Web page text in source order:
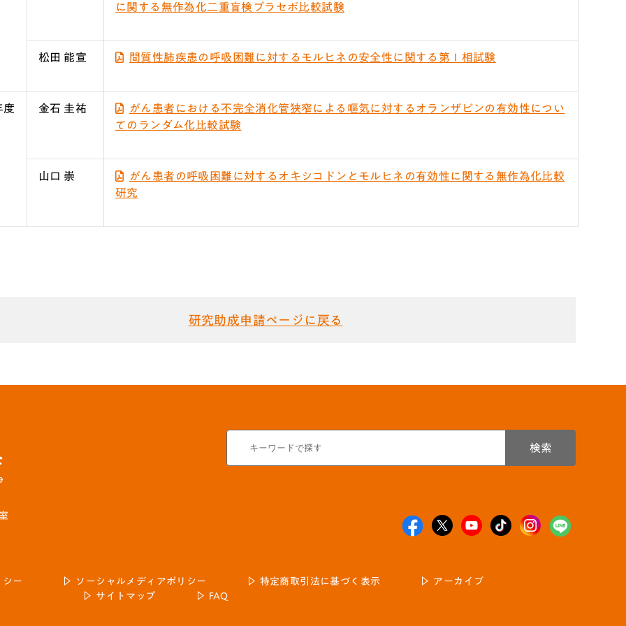
に関する無作為化二重盲検プラセボ比較試験
松田 能宣 間質性肺疾患の呼吸困難に対するモルヒネの安全性に関する第Ⅰ相試験
度 金石 圭祐
がん患者における不完全消化管狭窄による嘔気に対するオランザピンの有効性につい
てのランダム化比較試験
山口 崇
がん患者の呼吸困難に対するオキシコドンとモルヒネの有効性に関する無作為化比較
研究
研究助成申請ページに戻る
検索
シー ソーシャルメディアポリシー 特定商取引法に基づく表示
アーカイブ
サイトマップ
FAQ